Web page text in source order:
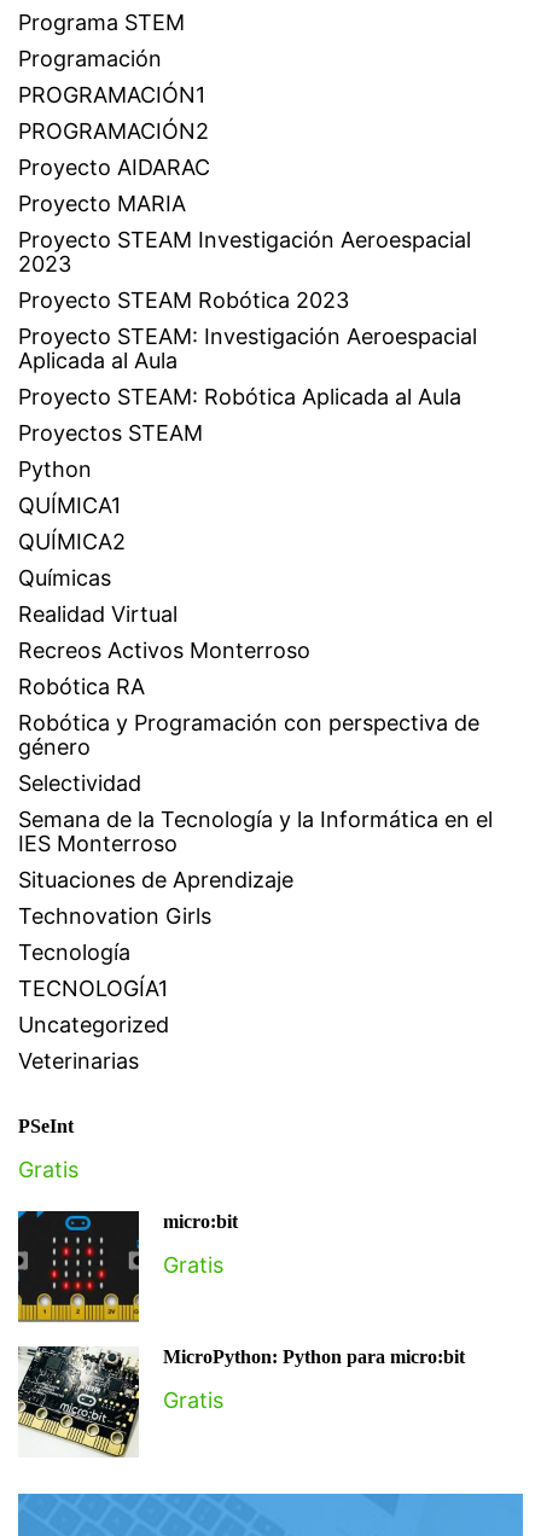
Programa STEM
Programación
PROGRAMACIÓN1
PROGRAMACIÓN2
Proyecto AIDARAC
Proyecto MARIA
Proyecto STEAM Investigación Aeroespacial
2023
Proyecto STEAM Robótica 2023
Proyecto STEAM: Investigación Aeroespacial
Aplicada al Aula
Proyecto STEAM: Robótica Aplicada al Aula
Proyectos STEAM
Python
QUÍMICA1
QUÍMICA2
Químicas
Realidad Virtual
Recreos Activos Monterroso
Robótica RA
Robótica y Programación con perspectiva de
género
Selectividad
Semana de la Tecnología y la Informática en el
IES Monterroso
Situaciones de Aprendizaje
Technovation Girls
Tecnología
TECNOLOGÍA1
Uncategorized
Veterinarias
PSeInt
Gratis
micro:bit
Gratis
MicroPython: Python para micro:bit
Gratis